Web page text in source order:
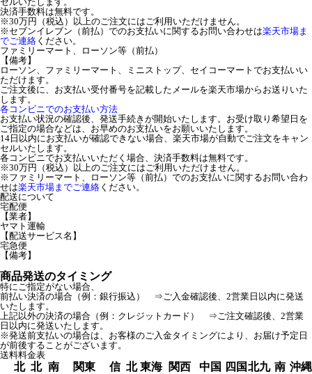
決済手数料は無料です。
※30万円（税込）以上のご注文にはご利用いただけません。
※セブンイレブン（前払）でのお支払いに関するお問い合わせは楽天市場ま
でご連絡 ください。
ファミリーマート、ローソン等（前払）
【備考】
ローソン、ファミリーマート、ミニストップ、セイコーマートでお支払いい
ただけます。
ご注文後に、お支払い受付番号を記載したメールを楽天市場からお送りいた
します。
各コンビニでのお支払い方法
お支払い状況の確認後、発送手続きが開始いたします。お受け取り希望日を
ご指定の場合などは、お早めのお支払いをお願いいたします。
14日以内にお支払いが確認できない場合、楽天市場が自動でご注文をキャン
セルいたします。
各コンビニでお支払いいただく場合、決済手数料は無料です。
※30万円（税込）以上のご注文にはご利用いただけません。
※ファミリーマート、ローソン等（前払）でのお支払いに関するお問い合わ
せは楽天市場までご連絡 ください。
配送について
宅配便
【業者】
ヤマト運輸
【配送サービス名】
宅急便
【備考】
商品発送のタイミング
特にご指定がない場合、
前払い決済の場合（例：銀行振込） ⇒ご入金確認後、2営業日以内に発送
いたします。
上記以外の決済の場合（例：クレジットカード） ⇒ご注文確認後、2営業
日以内に発送いたします。
※発送前支払いの場合は、お客様のご入金タイミングにより、お届け予定日
が前後することがございます。
送料料金表
北 北 南
関東
信 北 東海 関西 中国 四国北九 南 沖縄